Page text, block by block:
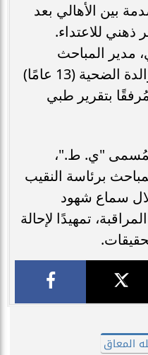
بين الأهالي بعد
للاعتداء.
مدير المباحث
الجنائية بالجيزة، بلاغًا من والدة الضحية (13 عامًا)
مُرفقًا بتقرير طبي
المُسمى "ي. ط."،
برئاسة النقيب
سماع شهود
تمهيدًا لإحالة
المعاق